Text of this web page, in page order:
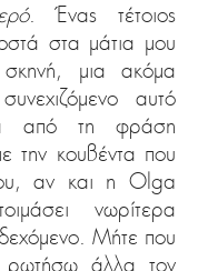
. Ένας τέτοιος
στα μάτια μου
μια ακόμα
αυτό
από τη φράση
την κουβέντα που
αν και η Olga
νωρίτερα
Μήτε που
ρωτήσω άλλα τον